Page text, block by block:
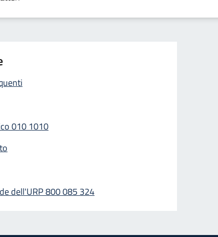
010 1010
dell'URP 800 085 324